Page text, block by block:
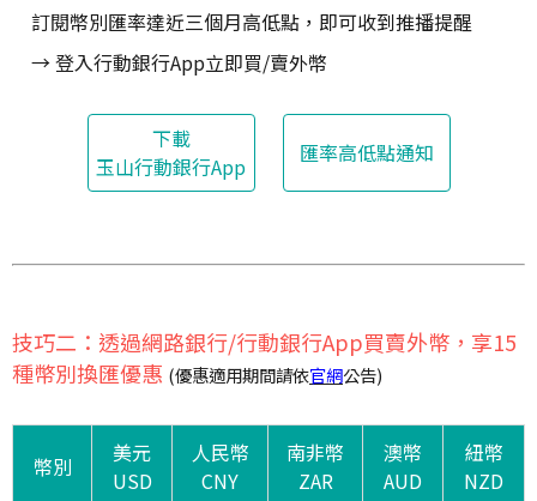
訂閱幣別匯率達近三個月高低點，即可收到推播提醒
→登入行動銀行App立即買/賣外幣
下載
玉山行動銀行App
匯率高低點通知
技巧二：透過網路銀行/行動銀行App買賣外幣，享15
種幣別換匯優惠 (優惠適用期間請依官網公告)
幣別
美元
USD
人民幣
CNY
南非幣
ZAR
澳幣
AUD
紐幣
NZD